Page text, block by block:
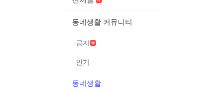
동네생활 커뮤니티
공지
인기
동네생활